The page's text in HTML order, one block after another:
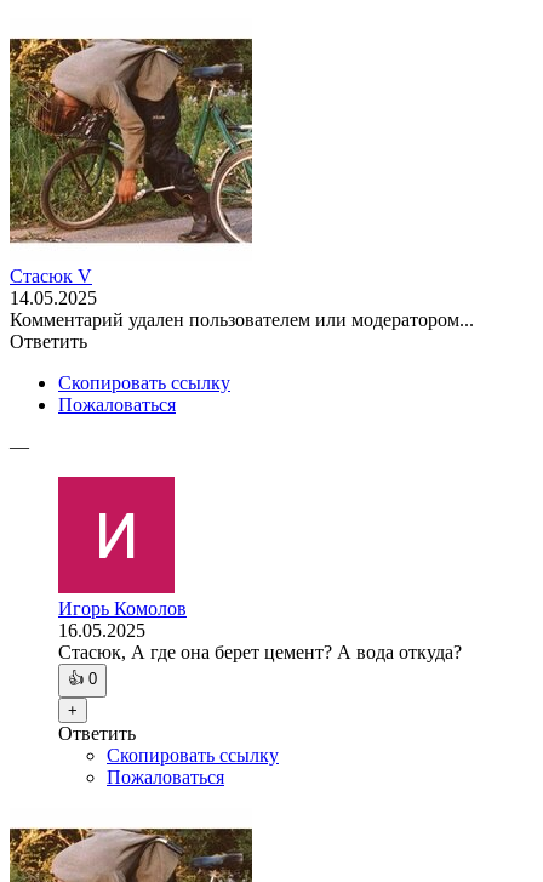
Стасюк V
14.05.2025
Комментарий удален пользователем или модератором...
Ответить
Скопировать ссылку
Пожаловаться
—
Игорь Комолов
16.05.2025
Стасюк, А где она берет цемент? А вода откуда?
👍 0
+
Ответить
Скопировать ссылку
Пожаловаться